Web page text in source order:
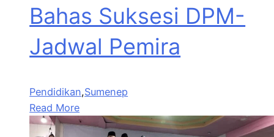
Bahas Suksesi DPM-
Jadwal Pemira
Pendidikan,Sumenep
Read More